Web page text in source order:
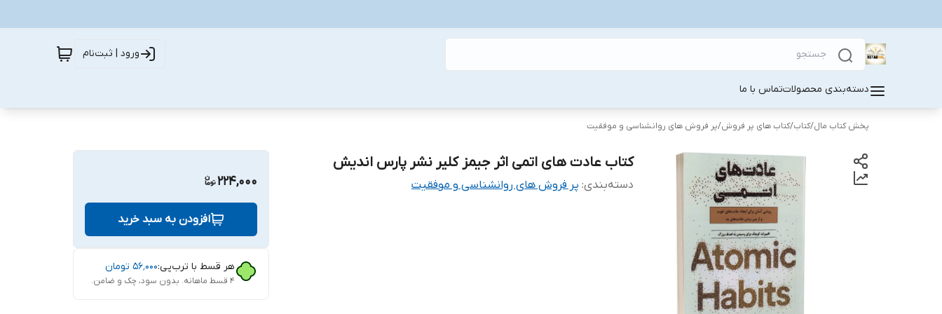
ورود | ثبت‌نام
دسته‌بندی محصولاتتماس با ما
پخش کتاب مال/کتاب/کتاب های پر فروش/پر فروش های روانشناسی و موفقیت
کتاب عادت های اتمی اثر جیمز کلیر نشر پارس اندیش
دسته‌بندی: پر فروش های روانشناسی و موفقیت 224,000
افزودن به سبد خرید
هر قسط با ترب‌پی:۵۶٬۰۰۰ تومان
۴ قسط ماهانه. بدون سود، چک و ضامن.